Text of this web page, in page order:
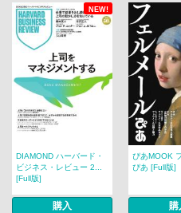
NEW!
DIAMOND ハーバード・
ビジネス・レビュー 2...
[Full版]
購入
ぴあMOOK
ぴあ [Full版]
購